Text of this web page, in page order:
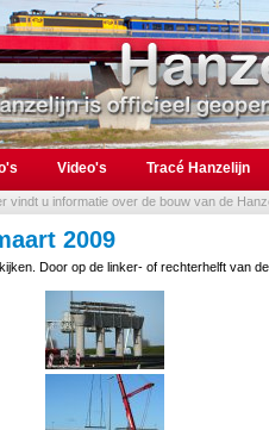
Video's Tracé Hanzelijn
vindt u informatie over de bouw van de
2009
Door op de linker- of rechterhelft van